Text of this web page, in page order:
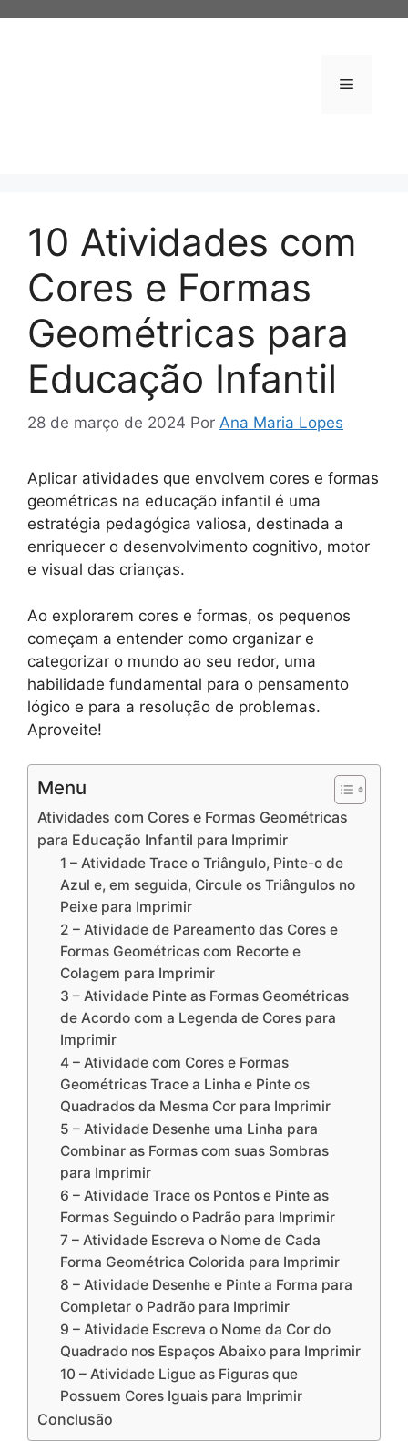
Menu
10 Atividades com
Cores e Formas
Geométricas para
Educação Infantil
28 de março de 2024 Por Ana Maria Lopes
Aplicar atividades que envolvem cores e formas
geométricas na educação infantil é uma
estratégia pedagógica valiosa, destinada a
enriquecer o desenvolvimento cognitivo, motor
e visual das crianças.
Ao explorarem cores e formas, os pequenos
começam a entender como organizar e
categorizar o mundo ao seu redor, uma
habilidade fundamental para o pensamento
lógico e para a resolução de problemas.
Aproveite!
Menu
Atividades com Cores e Formas Geométricas
para Educação Infantil para Imprimir
1 – Atividade Trace o Triângulo, Pinte-o de
Azul e, em seguida, Circule os Triângulos no
Peixe para Imprimir
2 – Atividade de Pareamento das Cores e
Formas Geométricas com Recorte e
Colagem para Imprimir
3 – Atividade Pinte as Formas Geométricas
de Acordo com a Legenda de Cores para
Imprimir
4 – Atividade com Cores e Formas
Geométricas Trace a Linha e Pinte os
Quadrados da Mesma Cor para Imprimir
5 – Atividade Desenhe uma Linha para
Combinar as Formas com suas Sombras
para Imprimir
6 – Atividade Trace os Pontos e Pinte as
Formas Seguindo o Padrão para Imprimir
7 – Atividade Escreva o Nome de Cada
Forma Geométrica Colorida para Imprimir
8 – Atividade Desenhe e Pinte a Forma para
Completar o Padrão para Imprimir
9 – Atividade Escreva o Nome da Cor do
Quadrado nos Espaços Abaixo para Imprimir
10 – Atividade Ligue as Figuras que
Possuem Cores Iguais para Imprimir
Conclusão